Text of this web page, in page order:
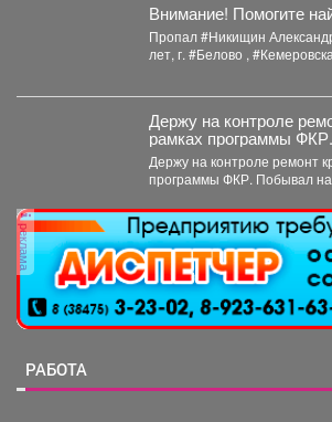
Внимание! Помогите
Пропал #Никищин
Держу на контроле
рамках программы ФКР.
Держу на контроле ремонт
программы ФКР. Побывал
реклама
РАБОТА